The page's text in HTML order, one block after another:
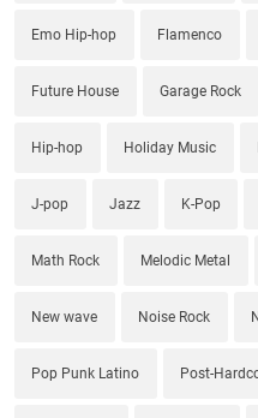
Emo Hip-hop Flamenco
Future House Garage Rock
Hip-hop Holiday Music
J-pop Jazz K-Pop
Math Rock Melodic Metal
New wave Noise Rock
Pop Punk Latino Post-